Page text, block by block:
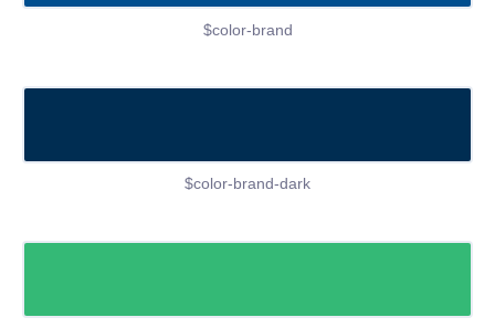
$color-brand
$color-brand-dark